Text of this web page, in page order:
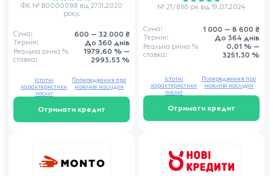
ФК № В0000088 від 27.11.2020
року.
Сума: 600 — 32 000 ₴
Термін: До 360 днів
Реальна річна %
ставка:
1979.60 % —
2993.53 %
Отримати кредит
Істотні
характеристики
послуг
Попередження про
можливі наслідки
№ 21/866-рк від 19.07.2024
Сума: 1 000 — 8 600 ₴
Термін: До 364 днів
Реальна річна %
ставка:
0.01 % —
3251.30 %
Отримати кредит
Істотні
характеристики
послуг
Попередження про
можливі наслідки